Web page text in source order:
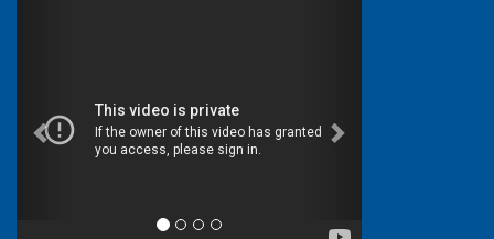
БИРСЕК
БФТ-Холдинг